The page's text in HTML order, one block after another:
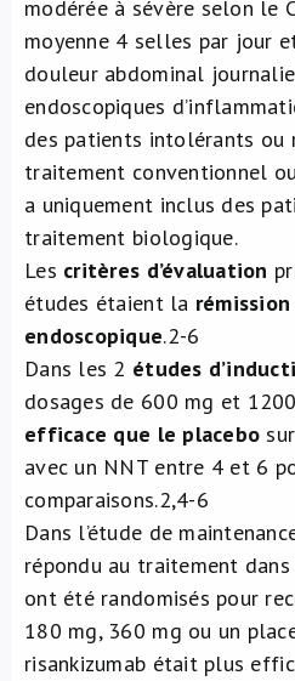
modérée à sévère selon le
moyenne 4 selles par jour
douleur abdominal
endoscopiques
des patients intolérants ou
traitement conventionnel
a uniquement inclus des
traitement biologique.
Les critères d’évaluation
études étaient la
endoscopique.2-6
Dans les 2 études
dosages de 600 mg et
efficace que le placebo
avec un NNT entre 4 et 6
comparaisons.2,4-6
Dans l’étude de
répondu au traitement
ont été randomisés pour
180 mg, 360 mg ou un
risankizumab était plus